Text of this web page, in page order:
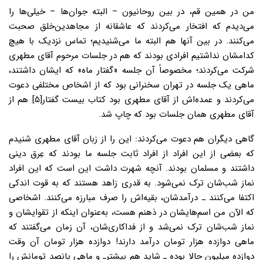
من در همین قم، در بین روحانیون – البته جوان‌ها – خیلى‌ها را
مى‌دیدم که افتخار مى‌کردند که عاشقانه از مجاهدین‌خلق صحبت
مى‌کنند. در بین آنها هم البته ما مى‌شنیدیم؛ تماس نزدیک با هیچ
کدامشان نداشتیم افرادى بودند که هم در جلسات مرحوم آقاى مطهرى
شرکت مى‌کردند؛ مخصوصاً آن جلسه «گفتار ماه» که ایشان داشتند،
ماهى یک جلسه در تهران سخنرانى بود که از اشخاص مختلفى دعوت
مى‌کردند و عمده‌اش از آقاى مطهرى بود کتاب بیست گفتار[۵] هم از
آقاى مطهرى همان جلسات بود که چاپ شد.
گاهى دیگران هم دعوت مى‌کردند: این را از زبان آقاى مطهرى شنیدم
که بعضى از این افراد از افراد ثابت جلسه ما بودند که عِرق دینى
داشتند و مسلمان بودند. آنچه شهرت داشت این است که این افراد
نماز شب‌شان ترک نمى‌شود. به قدرى زاهد هستند که به قوت اندکی
اکتفا مى‌کنند ـ درآمدشان، بقیه‌اش را صرف مبارزه مى‌کنند. اشخاصى
که الآن من اسم‌هایشان در ذهنم هست، به‌عنوان اینکه از تقوایشان و
نماز شب‌شان ترک نمى‌شد و از فداکاری‌شان، آن زمان مى‌گفتند که
ماهى دوازده هزار تومان درآمد دارند! دوازده هزار تومان آن وقت
دوازده میلیون حالا بوده ـ شاید هم بیشترـ و ماهى پانصد تومانش را